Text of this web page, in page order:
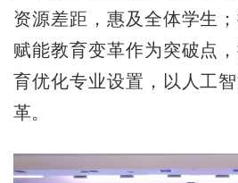
资源差距，惠及全体学生
赋能教育变革作为突破点
育优化专业设置，以人工
革。